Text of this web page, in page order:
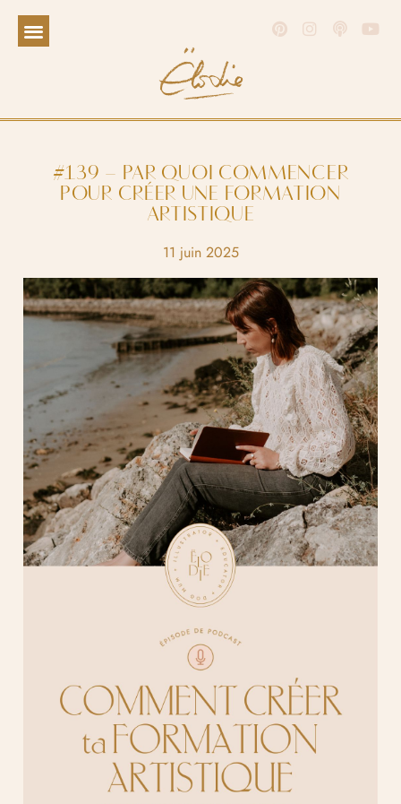
#139 – PAR QUOI COMMENCER
POUR CRÉER UNE FORMATION
ARTISTIQUE
11 juin 2025